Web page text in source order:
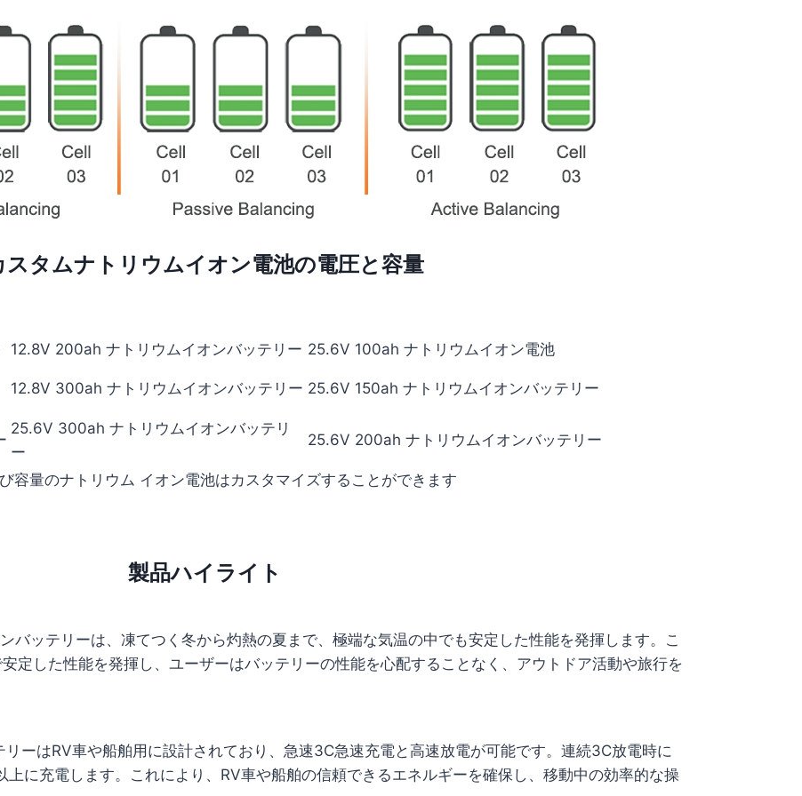
スタムナトリウムイオン電池の電圧と容量
12.8V 200ah ナトリウムイオンバッテリー 25.6V 100ah ナトリウムイオン電池
12.8V 300ah ナトリウムイオンバッテリー 25.6V 150ah ナトリウムイオンバッテリー
25.6V 300ah ナトリウムイオンバッテリ
ー
25.6V 200ah ナトリウムイオンバッテリー
容量のナトリウム イオン電池はカスタマイズすることができます
製品ハイライト
バッテリーは、凍てつく冬から灼熱の夏まで、極端な気温の中でも安定した性能を発揮します。こ
定した性能を発揮し、ユーザーはバッテリーの性能を心配することなく、アウトドア活動や旅行を
ーはRV車や船舶用に設計されており、急速3C急速充電と高速放電が可能です。連続3C放電時に
に充電します。これにより、RV車や船舶の信頼できるエネルギーを確保し、移動中の効率的な操